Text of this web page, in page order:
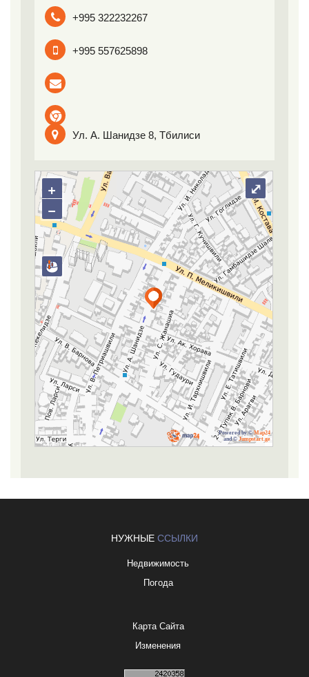
+995 322232267
+995 557625898
Ул. А. Шанидзе 8, Тбилиси
+
−
Powered by ©Map24
and ©Jumpstart.ge
⤢
НУЖНЫЕ ССЫЛКИ
Недвижимость
Погода
Карта Сайта
Изменения